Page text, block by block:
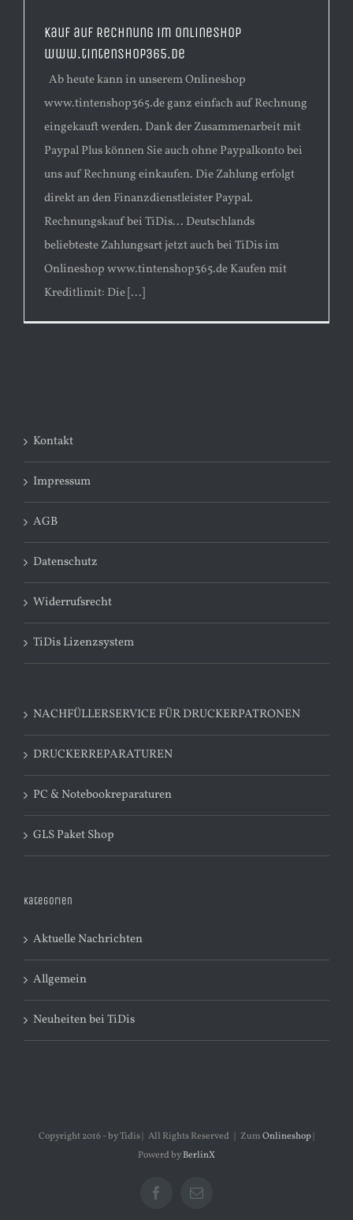
Kauf auf Rechnung im Onlineshop
www.tintenshop365.de
Ab heute kann in unserem Onlineshop
www.tintenshop365.de ganz einfach auf Rechnung
eingekauft werden. Dank der Zusammenarbeit mit
Paypal Plus können Sie auch ohne Paypalkonto bei
uns auf Rechnung einkaufen. Die Zahlung erfolgt
direkt an den Finanzdienstleister Paypal.
Rechnungskauf bei TiDis... Deutschlands
beliebteste Zahlungsart jetzt auch bei TiDis im
Onlineshop www.tintenshop365.de Kaufen mit
Kreditlimit: Die [...]
Kontakt
Impressum
AGB
Datenschutz
Widerrufsrecht
TiDis Lizenzsystem
NACHFÜLLERSERVICE FÜR DRUCKERPATRONEN
DRUCKERREPARATUREN
PC & Notebookreparaturen
GLS Paket Shop
Kategorien
Aktuelle Nachrichten
Allgemein
Neuheiten bei TiDis
Copyright 2016 - by Tidis | All Rights Reserved | ZumOnlineshop
Powerd byBerlinX
Facebook
E-